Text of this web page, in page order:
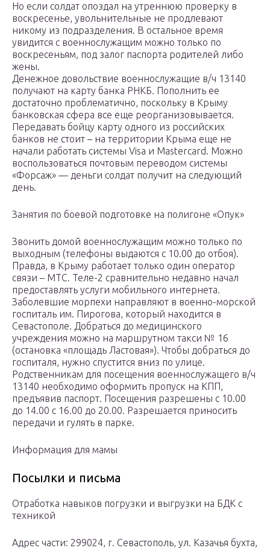
Но если солдат опоздал на утреннюю проверку в
воскресенье, увольнительные не продлевают
никому из подразделения. В остальное время
увидится с военнослужащим можно только по
воскресеньям, под залог паспорта родителей либо
жены.
Денежное довольствие военнослужащие в/ч 13140
получают на карту банка РНКБ. Пополнить ее
достаточно проблематично, поскольку в Крыму
банковская сфера все еще реорганизовывается.
Передавать бойцу карту одного из российских
банков не стоит – на территории Крыма еще не
начали работать системы Visa и Mastercard. Можно
воспользоваться почтовым переводом системы
«Форсаж» — деньги солдат получит на следующий
день.
Занятия по боевой подготовке на полигоне «Опук»
Звонить домой военнослужащим можно только по
выходным (телефоны выдаются с 10.00 до отбоя).
Правда, в Крыму работает только один оператор
связи – МТС. Теле-2 сравнительно недавно начал
предоставлять услуги мобильного интернета.
Заболевшие морпехи направляют в военно-морской
госпиталь им. Пирогова, который находится в
Севастополе. Добраться до медицинского
учреждения можно на маршрутном такси № 16
(остановка «площадь Ластовая»). Чтобы добраться до
госпиталя, нужно спустится вниз по улице.
Родственникам для посещения военнослужащего в/ч
13140 необходимо оформить пропуск на КПП,
предъявив паспорт. Посещения разрешены с 10.00
до 14.00 с 16.00 до 20.00. Разрешается приносить
передачи и гулять в парке.
Информация для мамы
Посылки и письма
Отработка навыков погрузки и выгрузки на БДК с
техникой
Адрес части: 299024, г. Севастополь, ул. Казачья бухта,